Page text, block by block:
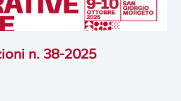
n. 38-2025